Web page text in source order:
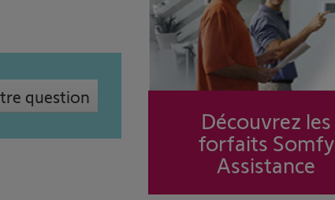
question
Découvrez les
forfaits Somfy
Assistance